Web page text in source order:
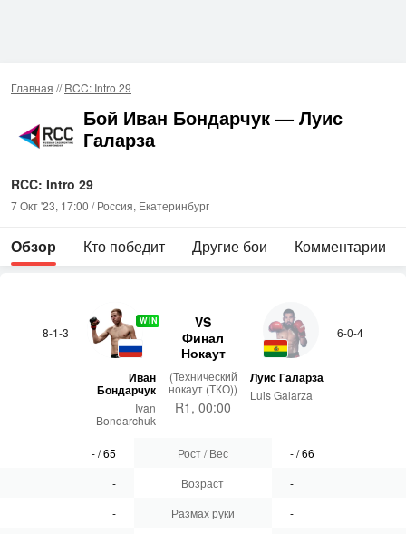
Главная //RCC: Intro 29
Бой Иван Бондарчук — Луис
Галарза
RCC: Intro 29
7 Окт '23, 17:00 / Россия, Екатеринбург
Обзор Кто победит Другие бои Комментарии
8-1-3
WIN
Иван
Бондарчук
Ivan
Bondarchuk
VS
Финал
Нокаут
(Технический
нокаут (ТКО))
R1, 00:00
6-0-4
Луис Галарза
Luis Galarza
-/65
-
-
Рост / Вес
Возраст
Размах руки
-/66
-
-